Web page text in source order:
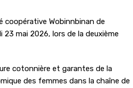
coopérative Wobinnbinan de
mai 2026, lors de la deuxième
cotonnière et garantes de la
des femmes dans la chaîne de